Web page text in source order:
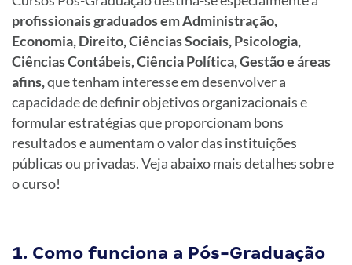
profissionais graduados em Administração,
Economia, Direito, Ciências Sociais, Psicologia,
Ciências Contábeis, Ciência Política, Gestão e áreas
afins,que tenham interesse em desenvolver a
capacidade de definir objetivos organizacionais e
formular estratégias que proporcionam bons
resultados e aumentam o valor das instituições
públicas ou privadas. Veja abaixo mais detalhes sobre
o curso!
1. Como funciona a Pós-Graduação